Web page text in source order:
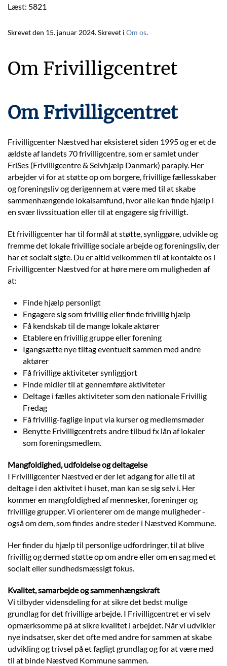
Læst: 5821
Skrevet den 15. januar 2024. Skrevet i Om os.
Om Frivilligcentret
Om Frivilligcentret
Frivilligcenter Næstved har eksisteret siden 1995 og er et de
ældste af landets 70 frivilligcentre, som er samlet under
FriSes (Frivilligcentre & Selvhjælp Danmark) paraply. Her
arbejder vi for at støtte op om borgere, frivillige fællesskaber
og foreningsliv og derigennem at være med til at skabe
sammenhængende lokalsamfund, hvor alle kan finde hjælp i
en svær livssituation eller til at engagere sig frivilligt.
Et frivilligcenter har til formål at støtte, synliggøre, udvikle og
fremme det lokale frivillige sociale arbejde og foreningsliv, der
har et socialt sigte. Du er altid velkommen til at kontakte os i
Frivilligcenter Næstved for at høre mere om muligheden af
at:
Finde hjælp personligt
Engagere sig som frivillig eller finde frivillig hjælp
Få kendskab til de mange lokale aktører
Etablere en frivillig gruppe eller forening
Igangsætte nye tiltag eventuelt sammen med andre
aktører
Få frivillige aktiviteter synliggjort
Finde midler til at gennemføre aktiviteter
Deltage i fælles aktiviteter som den nationale Frivillig
Fredag
Få frivillig-faglige input via kurser og medlemsmøder
Benytte Frivilligcentrets andre tilbud fx lån af lokaler
som foreningsmedlem.
Mangfoldighed, udfoldelse og deltagelse
I Frivilligcenter Næstved er der let adgang for alle til at
deltage i den aktivitet i huset, man kan se sig selv i. Her
kommer en mangfoldighed af mennesker, foreninger og
frivillige grupper. Vi orienterer om de mange muligheder -
også om dem, som findes andre steder i Næstved Kommune.
Her finder du hjælp til personlige udfordringer, til at blive
frivillig og dermed støtte op om andre eller om en sag med et
socialt eller sundhedsmæssigt fokus.
Kvalitet, samarbejde og sammenhængskraft
Vi tilbyder vidensdeling for at sikre det bedst mulige
grundlag for det frivillige arbejde. I Frivilligcentret er vi selv
opmærksomme på at sikre kvalitet i arbejdet. Når vi udvikler
nye indsatser, sker det ofte med andre for sammen at skabe
udvikling og trivsel på et fagligt grundlag og for at være med
til at binde Næstved Kommune sammen.